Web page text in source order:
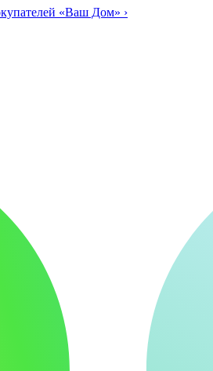
«Ваш Дом» ›